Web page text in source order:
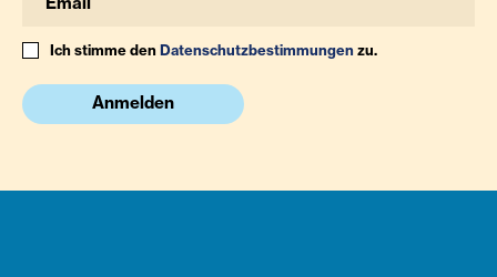
Ich stimme denDatenschutzbestimmungenzu.
Anmelden